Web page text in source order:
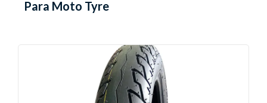
Para Moto Tyre